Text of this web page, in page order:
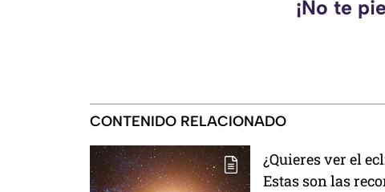
¡No te
CONTENIDO RELACIONADO
¿Quieres ver el
Estas son las